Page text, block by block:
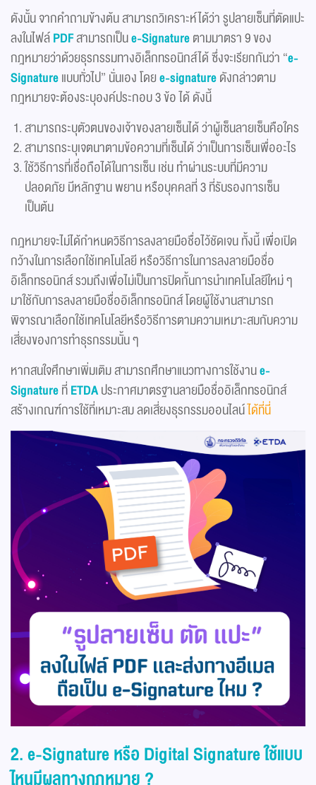
ดังนั้น จากคำถามข้างต้น สามารถวิเคราะห์ได้ว่า รูปลายเซ็นที่ตัดแปะ
ลงในไฟล์PDFสามารถเป็นe-Signatureตามมาตรา 9 ของ
กฎหมายว่าด้วยธุรกรรมทางอิเล็กทรอนิกส์ได้ ซึ่งจะเรียกกันว่า “e-
Signatureแบบทั่วไป” นั่นเอง โดยe-signatureดังกล่าวตาม
กฎหมายจะต้องระบุองค์ประกอบ 3 ข้อ ได้ ดังนี้
สามารถระบุตัวตนของเจ้าของลายเซ็นได้ ว่าผู้เซ็นลายเซ็นคือใคร
สามารถระบุเจตนาตามข้อความที่เซ็นได้ ว่าเป็นการเซ็นเพื่ออะไร
ใช้วิธีการที่เชื่อถือได้ในการเซ็น เช่น ทำผ่านระบบที่มีความ
ปลอดภัย มีหลักฐาน พยาน หรือบุคคลที่ 3 ที่รับรองการเซ็น
เป็นต้น
กฎหมายจะไม่ได้กำหนดวิธีการลงลายมือชื่อไว้ชัดเจน ทั้งนี้ เพื่อเปิด
กว้างในการเลือกใช้เทคโนโลยี หรือวิธีการในการลงลายมือชื่อ
อิเล็กทรอนิกส์ รวมถึงเพื่อไม่เป็นการปิดกั้นการนำเทคโนโลยีใหม่ ๆ
มาใช้กับการลงลายมือชื่ออิเล็กทรอนิกส์ โดยผู้ใช้งานสามารถ
พิจารณาเลือกใช้เทคโนโลยีหรือวิธีการตามความเหมาะสมกับความ
เสี่ยงของการทำธุรกรรมนั้น ๆ
หากสนใจศึกษาเพิ่มเติม สามารถศึกษาแนวทางการใช้งานe-
Signatureที่ETDAประกาศมาตรฐานลายมือชื่ออิเล็กทรอนิกส์
สร้างเกณฑ์การใช้ที่เหมาะสม ลดเสี่ยงธุรกรรมออนไลน์ได้ที่นี่
2. e-Signature หรือ Digital Signature ใช้แบบ